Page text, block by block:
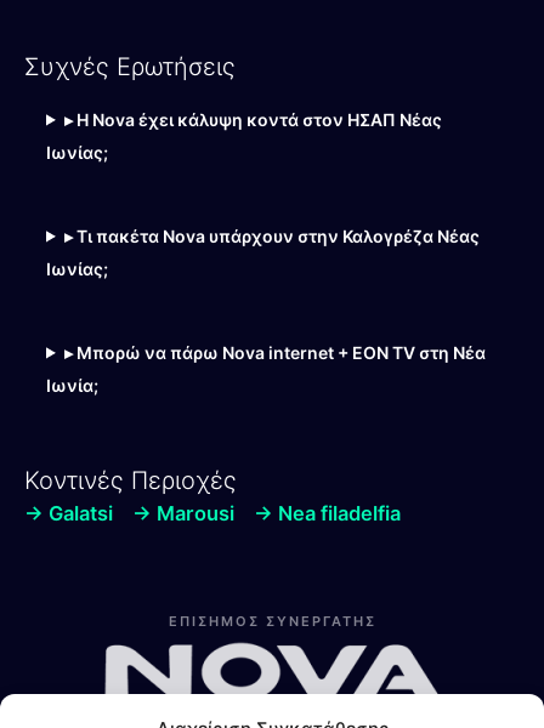
Συχνές Ερωτήσεις
▸ Η Nova έχει κάλυψη κοντά στον ΗΣΑΠ Νέας
Ιωνίας;
▸ Τι πακέτα Nova υπάρχουν στην Καλογρέζα Νέας
Ιωνίας;
▸ Μπορώ να πάρω Nova internet + EON TV στη Νέα
Ιωνία;
Κοντινές Περιοχές
→ Galatsi → Marousi → Nea filadelfia
ΕΠΙΣΗΜΟΣ ΣΥΝΕΡΓΑΤΗΣ